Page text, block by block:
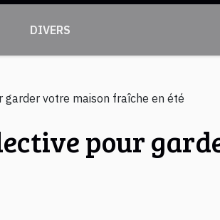
DIVERS
votre maison fraîche en été
pour